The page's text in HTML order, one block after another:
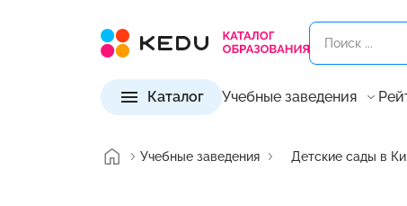
Каталог Учебные заведения
Учебные заведения Детские сады в